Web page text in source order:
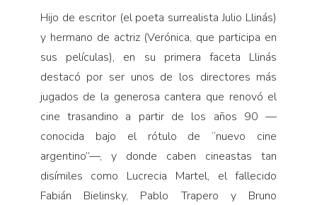
Hijo de escritor (el poeta surrealista Julio Llinás)
y hermano de actriz (Verónica, que participa en
sus películas), en su primera faceta Llinás
destacó por ser unos de los directores más
jugados de la generosa cantera que renovó el
cine trasandino a partir de los años 90 —
conocida bajo el rótulo de “nuevo cine
argentino”—, y donde caben cineastas tan
disímiles como Lucrecia Martel, el fallecido
Fabián Bielinsky, Pablo Trapero y Bruno